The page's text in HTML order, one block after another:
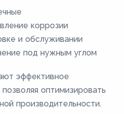
коррозии
и обслуживании
под нужным углом
эффективное
оптимизировать
производительности.